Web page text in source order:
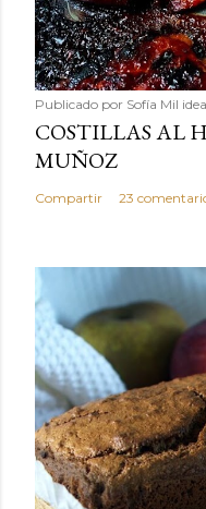
Publicado por Sofía Mil
COSTILLAS AL
MUÑOZ
Compartir 23